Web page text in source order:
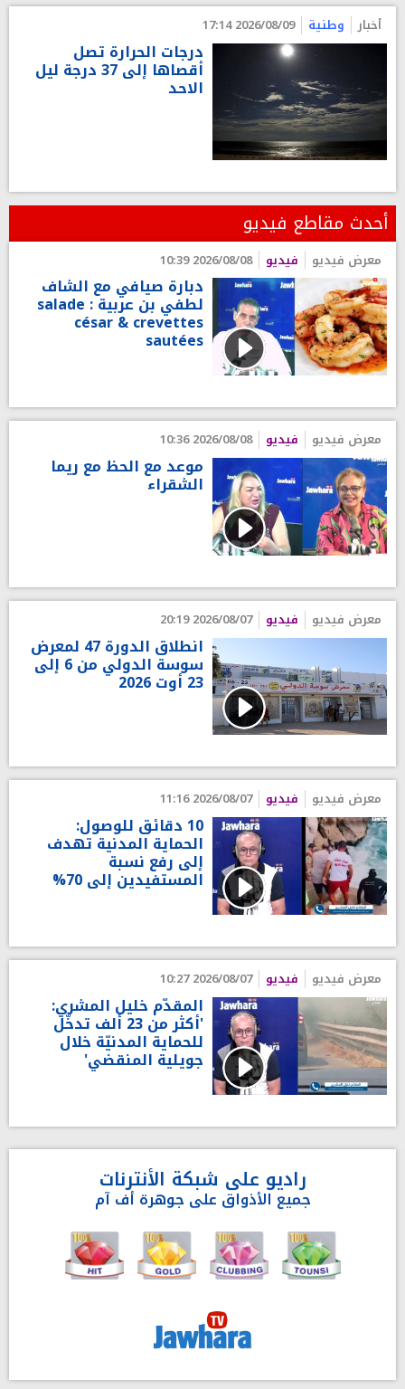
أخبار وطنية 2026/08/09 17:14
درجات الحرارة تصل
أقصاها إلى 37 درجة ليل
الاحد
أحدث مقاطع فيديو
معرض فيديو فيديو 2026/08/08 10:39
دبارة صيافي مع الشاف
لطفي بن عربية : salade
césar & crevettes
sautées
معرض فيديو فيديو 2026/08/08 10:36
موعد مع الحظ مع ريما
الشقراء
معرض فيديو فيديو 2026/08/07 20:19
انطلاق الدورة 47 لمعرض
سوسة الدولي من 6 إلى
23 أوت 2026
معرض فيديو فيديو 2026/08/07 11:16
10 دقائق للوصول:
الحماية المدنية تهدف
إلى رفع نسبة
المستفيدين إلى 70%
معرض فيديو فيديو 2026/08/07 10:27
المقدّم خليل المشري:
'أكثر من 23 ألف تدخّل
للحماية المدنيّة خلال
جويلية المنقضي'
راديو على شبكة الأنترنات
جميع الأذواق على جوهرة أف آم